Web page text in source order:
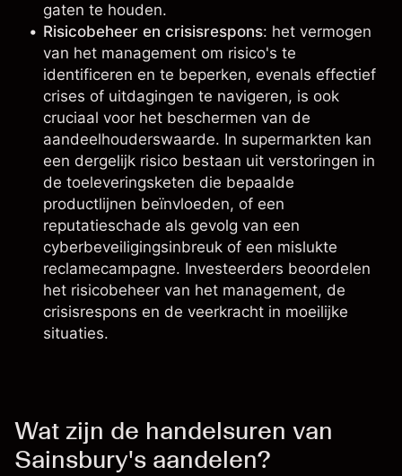
gaten te houden.
Risicobeheer en crisisrespons: het vermogen
van het management om risico's te
identificeren en te beperken, evenals effectief
crises of uitdagingen te navigeren, is ook
cruciaal voor het beschermen van de
aandeelhouderswaarde. In supermarkten kan
een dergelijk risico bestaan uit verstoringen in
de toeleveringsketen die bepaalde
productlijnen beïnvloeden, of een
reputatieschade als gevolg van een
cyberbeveiligingsinbreuk of een mislukte
reclamecampagne. Investeerders beoordelen
het risicobeheer van het management, de
crisisrespons en de veerkracht in moeilijke
situaties.
Wat zijn de handelsuren van
Sainsbury's aandelen?